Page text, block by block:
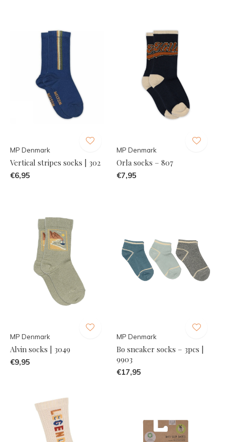
MP Denmark
Vertical stripes socks | 302
€6,95
MP Denmark
Orla socks – 807
€7,95
MP Denmark
Alvin socks | 3049
€9,95
MP Denmark
Bo sneaker socks – 3pcs |
9903
€17,95